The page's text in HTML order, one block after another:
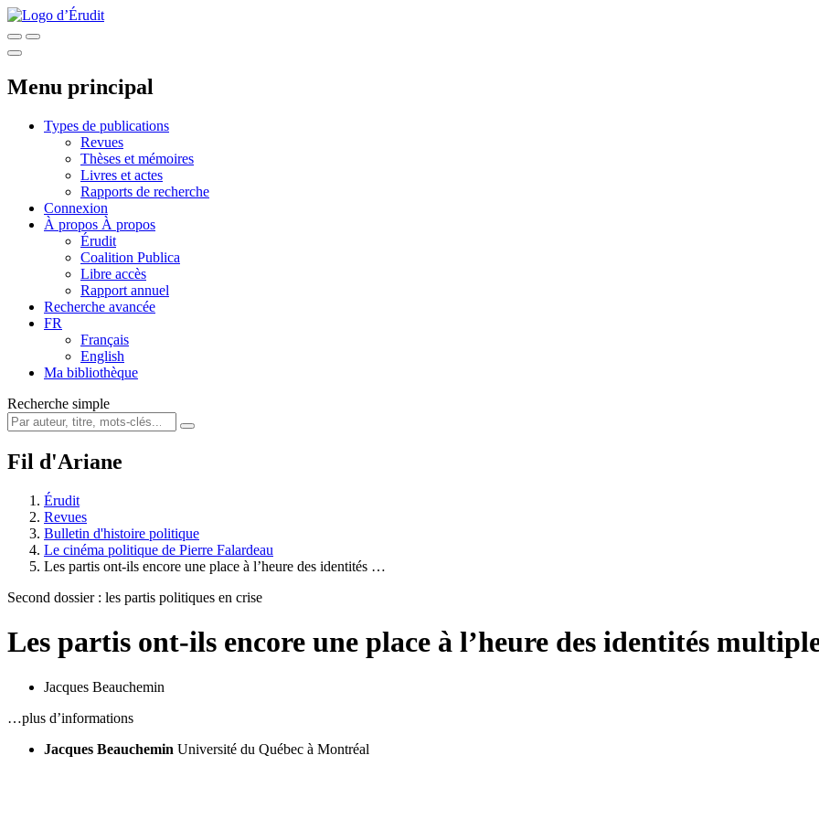
Menu principal
Types de publications
Revues
Thèses et mémoires
Livres et actes
Rapports de recherche
Connexion
À propos À propos
Érudit
Coalition Publica
Libre accès
Rapport annuel
Recherche avancée
FR
Français
English
Ma bibliothèque
Recherche simple
Fil d'Ariane
Érudit
Revues
Bulletin d'histoire politique
Le cinéma politique de Pierre Falardeau
Les partis ont-ils encore une place à l’heure des identités …
Second dossier : les partis politiques en crise
Les partis ont-ils encore une place à l’heure des identités
Jacques Beauchemin
…plus d’informations
Jacques Beauchemin Université du Québec à Montréal